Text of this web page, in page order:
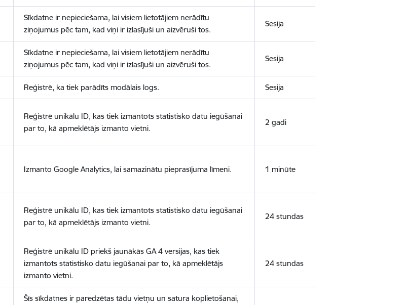
Sīkdatne ir nepieciešama, lai visiem lietotājiem nerādītu
ziņojumus pēc tam, kad viņi ir izlasījuši un aizvēruši tos.
Sesija
Sīkdatne ir nepieciešama, lai visiem lietotājiem nerādītu
ziņojumus pēc tam, kad viņi ir izlasījuši un aizvēruši tos.
Sesija
Reģistrē, ka tiek parādīts modālais logs. Sesija
Reģistrē unikālu ID, kas tiek izmantots statistisko datu iegūšanai
par to, kā apmeklētājs izmanto vietni.
2 gadi
Izmanto Google Analytics, lai samazinātu pieprasījuma līmeni. 1 minūte
Reģistrē unikālu ID, kas tiek izmantots statistisko datu iegūšanai
par to, kā apmeklētājs izmanto vietni.
24 stundas
Reģistrē unikālu ID priekš jaunākās GA 4 versijas, kas tiek
izmantots statistisko datu iegūšanai par to, kā apmeklētājs
izmanto vietni.
24 stundas
Šīs sīkdatnes ir paredzētas tādu vietņu un satura koplietošanai,